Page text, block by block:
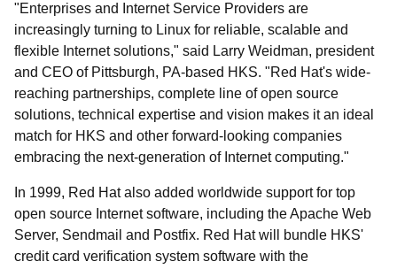
"Enterprises and Internet Service Providers are
increasingly turning to Linux for reliable, scalable and
flexible Internet solutions," said Larry Weidman, president
and CEO of Pittsburgh, PA-based HKS. "Red Hat's wide-
reaching partnerships, complete line of open source
solutions, technical expertise and vision makes it an ideal
match for HKS and other forward-looking companies
embracing the next-generation of Internet computing."
In 1999, Red Hat also added worldwide support for top
open source Internet software, including the Apache Web
Server, Sendmail and Postfix. Red Hat will bundle HKS'
credit card verification system software with the